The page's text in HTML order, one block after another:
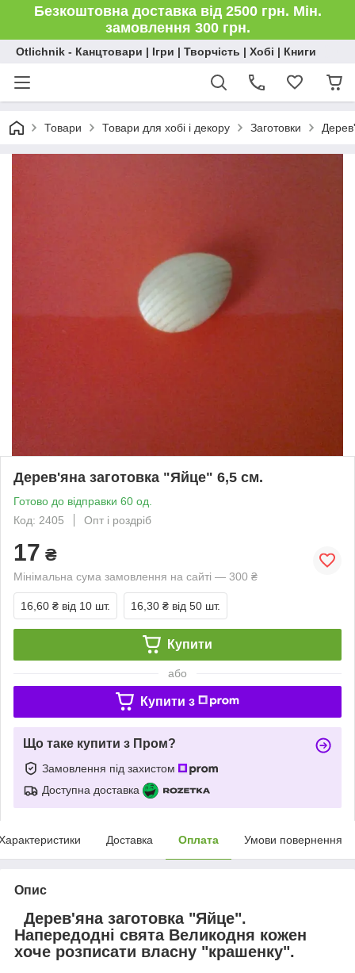
Безкоштовна доставка від 2500 грн. Мін.
замовлення 300 грн.
Otlichnik - Канцтовари | Ігри | Творчість | Хобі | Книги
Товари Товари для хобі і декору Заготовки
Дерев'яна заготовка "Яйце" 6,5 см.
Готово до відправки 60 од.
Код: 2405
Опт і роздріб
17 ₴
Мінімальна сума замовлення на сайті — 300 ₴
16,60 ₴ від 10 шт. 16,30 ₴ від 50 шт.
Купити
або
Купити з
Що таке купити з Пром?
Замовлення під захистом
Доступна доставка
Доставка Оплата Умови повернення
Опис
Дерев'яна заготовка "Яйце".
Напередодні свята Великодня кожен
хоче розписати власну "крашенку".